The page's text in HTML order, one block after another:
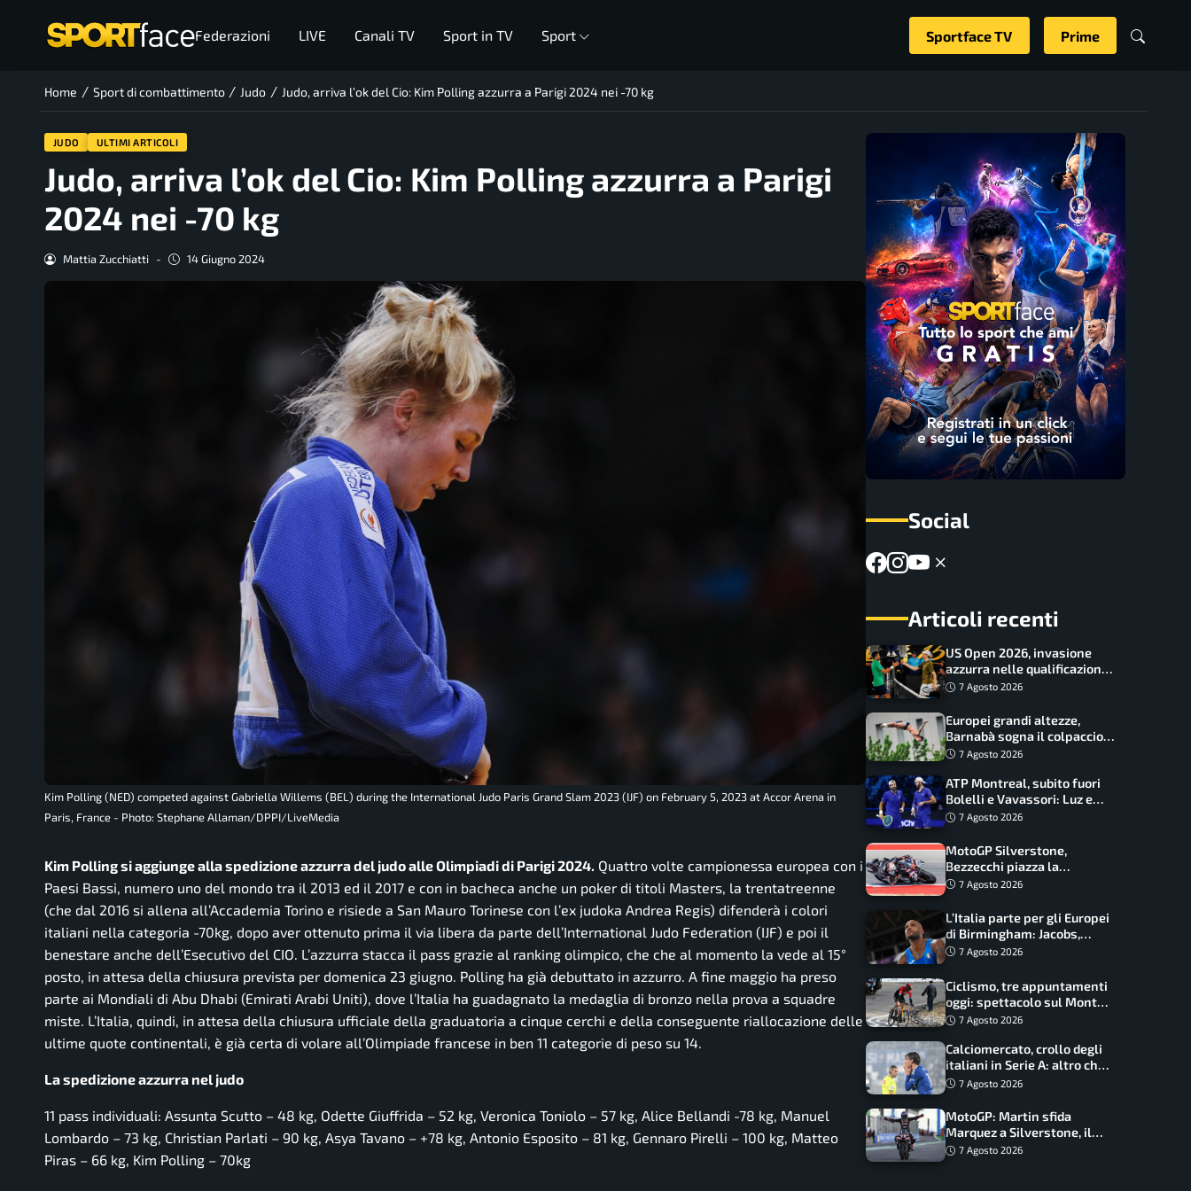
Federazioni LIVE Canali TV Sport in TV Sport Sportface TV Prime
Home / Sport di combattimento / Judo / Judo, arriva l’ok del Cio: Kim Polling azzurra a Parigi 2024 nei -70 kg
JUDO ULTIMI ARTICOLI
Judo, arriva l’ok del Cio: Kim Polling azzurra a Parigi
2024 nei -70 kg
Mattia Zucchiatti - 14 Giugno 2024
Kim Polling (NED) competed against Gabriella Willems (BEL) during the International Judo Paris Grand Slam 2023 (IJF) on February 5, 2023 at Accor Arena in
Paris, France - Photo: Stephane Allaman/DPPI/LiveMedia
Kim Polling si aggiunge alla spedizione azzurra del judo alle Olimpiadi di Parigi 2024. Quattro volte campionessa europea con i
Paesi Bassi, numero uno del mondo tra il 2013 ed il 2017 e con in bacheca anche un poker di titoli Masters, la trentatreenne
(che dal 2016 si allena all’Accademia Torino e risiede a San Mauro Torinese con l’ex judoka Andrea Regis) difenderà i colori
italiani nella categoria -70kg, dopo aver ottenuto prima il via libera da parte dell’International Judo Federation (IJF) e poi il
benestare anche dell’Esecutivo del CIO. L’azzurra stacca il pass grazie al ranking olimpico, che che al momento la vede al 15°
posto, in attesa della chiusura prevista per domenica 23 giugno. Polling ha già debuttato in azzurro. A fine maggio ha preso
parte ai Mondiali di Abu Dhabi (Emirati Arabi Uniti), dove l’Italia ha guadagnato la medaglia di bronzo nella prova a squadre
miste. L’Italia, quindi, in attesa della chiusura ufficiale della graduatoria a cinque cerchi e della conseguente riallocazione delle
ultime quote continentali, è già certa di volare all’Olimpiade francese in ben 11 categorie di peso su 14.
La spedizione azzurra nel judo
11 pass individuali: Assunta Scutto – 48 kg, Odette Giuffrida – 52 kg, Veronica Toniolo – 57 kg, Alice Bellandi -78 kg, Manuel
Lombardo – 73 kg, Christian Parlati – 90 kg, Asya Tavano – +78 kg, Antonio Esposito – 81 kg, Gennaro Pirelli – 100 kg, Matteo
Piras – 66 kg, Kim Polling – 70kg
Social
Articoli recenti
US Open 2026, invasione
azzurra nelle qualificazioni:
17 italiani a caccia del main
7 Agosto 2026
Europei grandi altezze,
Barnabà sogna il colpaccio:
è leader a metà gara, Baraldi
7 Agosto 2026
ATP Montreal, subito fuori
Bolelli e Vavassori: Luz e
Matos fermano gli azzurri
7 Agosto 2026
MotoGP Silverstone,
Bezzecchi piazza la
zampata: Aprilia domina,
7 Agosto 2026
L’Italia parte per gli Europei
di Birmingham: Jacobs,
Tamberi e Battocletti
record
7 Agosto 2026
Ciclismo, tre appuntamenti
oggi: spettacolo sul Mont
Ventoux, orari e come
7 Agosto 2026
Calciomercato, crollo degli
italiani in Serie A: altro che
svolta dopo il Mondiale
7 Agosto 2026
MotoGP: Martin sfida
Marquez a Silverstone, il
programma e gli orari
7 Agosto 2026